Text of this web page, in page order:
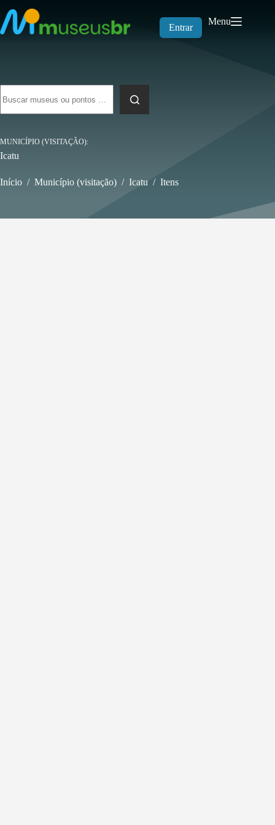
para
o
conteúdo
Entrar
Menu
resultados
MUNICÍPIO (VISITAÇÃO)
Icatu
Início / Município (visitação) / Icatu / Itens